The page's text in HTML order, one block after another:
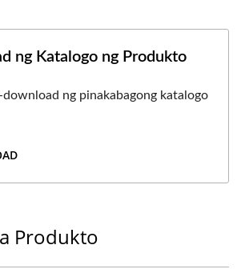
ng Katalogo ng Produkto
download ng pinakabagong katalogo
Produkto